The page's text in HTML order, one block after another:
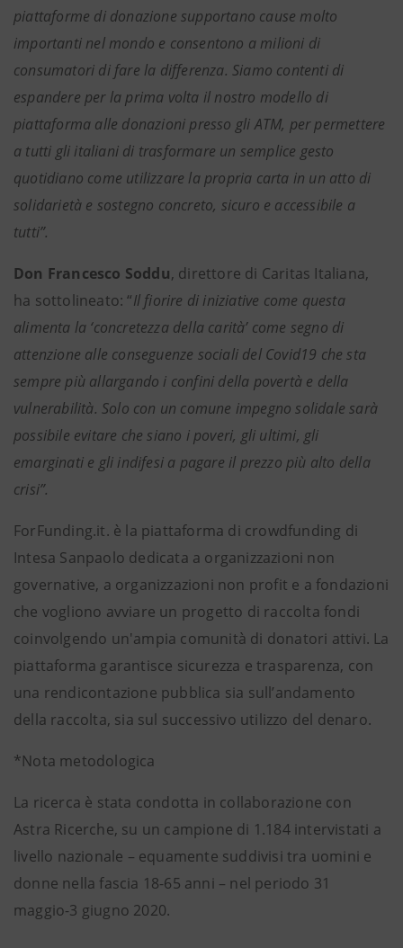
piattaforme di donazione supportano cause molto
importanti nel mondo e consentono a milioni di
consumatori di fare la differenza. Siamo contenti di
espandere per la prima volta il nostro modello di
piattaforma alle donazioni presso gli ATM, per permettere
a tutti gli italiani di trasformare un semplice gesto
quotidiano come utilizzare la propria carta in un atto di
solidarietà e sostegno concreto, sicuro e accessibile a
tutti”.
Don Francesco Soddu, direttore di Caritas Italiana,
ha sottolineato: “Il fiorire di iniziative come questa
alimenta la ‘concretezza della carità’ come segno di
attenzione alle conseguenze sociali del Covid19 che sta
sempre più allargando i confini della povertà e della
vulnerabilità. Solo con un comune impegno solidale sarà
possibile evitare che siano i poveri, gli ultimi, gli
emarginati e gli indifesi a pagare il prezzo più alto della
crisi”.
ForFunding.it. è la piattaforma di crowdfunding di
Intesa Sanpaolo dedicata a organizzazioni non
governative, a organizzazioni non profit e a fondazioni
che vogliono avviare un progetto di raccolta fondi
coinvolgendo un'ampia comunità di donatori attivi. La
piattaforma garantisce sicurezza e trasparenza, con
una rendicontazione pubblica sia sull’andamento
della raccolta, sia sul successivo utilizzo del denaro.
*Nota metodologica
La ricerca è stata condotta in collaborazione con
Astra Ricerche, su un campione di 1.184 intervistati a
livello nazionale – equamente suddivisi tra uomini e
donne nella fascia 18-65 anni – nel periodo 31
maggio-3 giugno 2020.